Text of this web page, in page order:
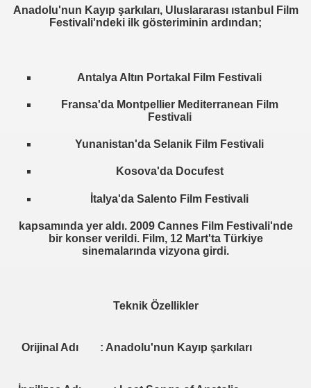
Anadolu'nun Kayıp şarkıları, Uluslararası ıstanbul Film
Festivali'ndeki ilk gösteriminin ardından;
Antalya Altın Portakal Film Festivali
Fransa'da Montpellier Mediterranean Film
Festivali
Yunanistan'da Selanik Film Festivali
Kosova'da Docufest
İtalya'da Salento Film Festivali
kapsamında yer aldı. 2009 Cannes Film Festivali'nde
bir konser verildi. Film, 12 Mart'taTürkiye
sinemalarında vizyona girdi.
Teknik Özellikler
Orijinal Adı : Anadolu'nun Kayıp şarkıları